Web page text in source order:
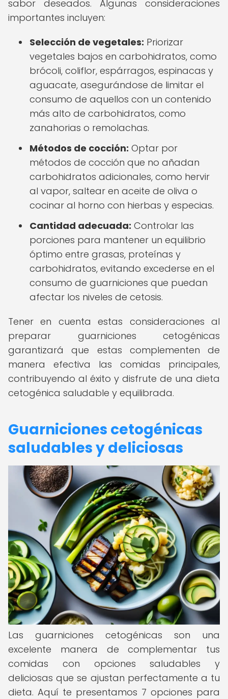
sabor deseados. Algunas consideraciones
importantes incluyen:
Selección de vegetales: Priorizar
vegetales bajos en carbohidratos, como
brócoli, coliflor, espárragos, espinacas y
aguacate, asegurándose de limitar el
consumo de aquellos con un contenido
más alto de carbohidratos, como
zanahorias o remolachas.
Métodos de cocción: Optar por
métodos de cocción que no añadan
carbohidratos adicionales, como hervir
al vapor, saltear en aceite de oliva o
cocinar al horno con hierbas y especias.
Cantidad adecuada: Controlar las
porciones para mantener un equilibrio
óptimo entre grasas, proteínas y
carbohidratos, evitando excederse en el
consumo de guarniciones que puedan
afectar los niveles de cetosis.
Tener en cuenta estas consideraciones al
preparar guarniciones cetogénicas
garantizará que estas complementen de
manera efectiva las comidas principales,
contribuyendo al éxito y disfrute de una dieta
cetogénica saludable y equilibrada.
Guarniciones cetogénicas
saludables y deliciosas
Las guarniciones cetogénicas son una
excelente manera de complementar tus
comidas con opciones saludables y
deliciosas que se ajustan perfectamente a tu
dieta. Aquí te presentamos 7 opciones para